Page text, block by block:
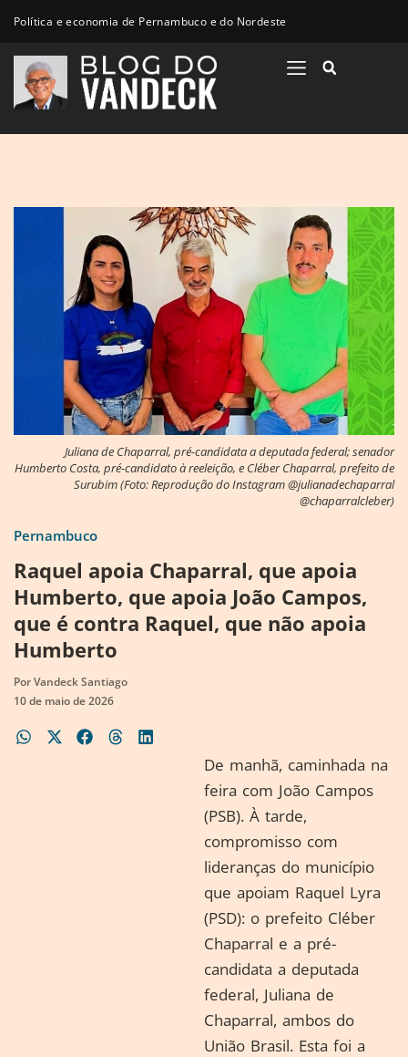
Política e economia de Pernambuco e do Nordeste
Juliana de Chaparral, pré-candidata a deputada federal; senador
Humberto Costa, pré-candidato à reeleição, e Cléber Chaparral, prefeito de
Surubim (Foto: Reprodução do Instagram @julianadechaparral
@chaparralcleber)
Pernambuco
Raquel apoia Chaparral, que apoia
Humberto, que apoia João Campos,
que é contra Raquel, que não apoia
Humberto
PorVandeck Santiago
10 de maio de 2026
De manhã, caminhada na
feira com João Campos
(PSB). À tarde,
compromisso com
lideranças do município
que apoiam Raquel Lyra
(PSD): o prefeito Cléber
Chaparral e a pré-
candidata a deputada
federal, Juliana de
Chaparral, ambos do
União Brasil. Esta foi a